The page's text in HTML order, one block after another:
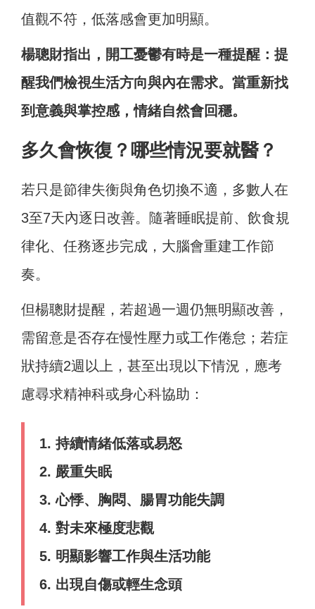
值觀不符，低落感會更加明顯。
楊聰財指出，開工憂鬱有時是一種提醒：提
醒我們檢視生活方向與內在需求。當重新找
到意義與掌控感，情緒自然會回穩。
多久會恢復？哪些情況要就醫？
若只是節律失衡與角色切換不適，多數人在
3至7天內逐日改善。隨著睡眠提前、飲食規
律化、任務逐步完成，大腦會重建工作節
奏。
但楊聰財提醒，若超過一週仍無明顯改善，
需留意是否存在慢性壓力或工作倦怠；若症
狀持續2週以上，甚至出現以下情況，應考
慮尋求精神科或身心科協助：
1. 持續情緒低落或易怒
2. 嚴重失眠
3. 心悸、胸悶、腸胃功能失調
4. 對未來極度悲觀
5. 明顯影響工作與生活功能
6. 出現自傷或輕生念頭